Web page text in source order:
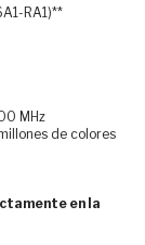
RA1)**
MHz
de colores
en la